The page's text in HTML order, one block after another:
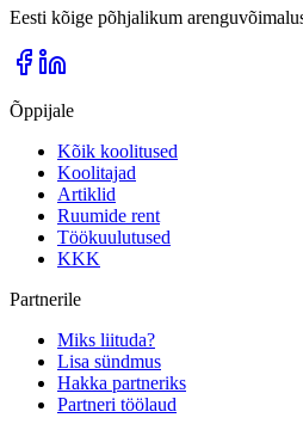
Eesti kõige põhjalikum
Õppijale
Kõik koolitused
Koolitajad
Artiklid
Ruumide rent
Töökuulutused
KKK
Partnerile
Miks liituda?
Lisa sündmus
Hakka partneriks
Partneri töölaud